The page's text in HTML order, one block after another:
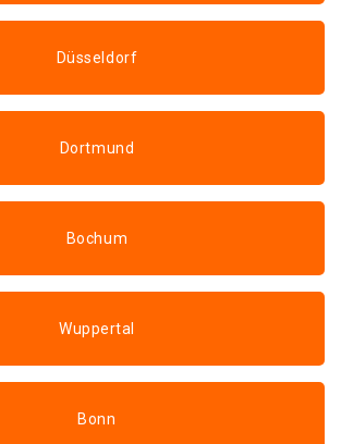
Düsseldorf
Dortmund
Bochum
Wuppertal
Bonn